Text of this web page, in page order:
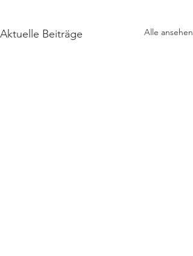
Aktuelle Beiträge Alle ansehen